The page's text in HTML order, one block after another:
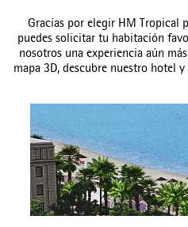
Gracias por elegir HM Tropical
puedes solicitar tu habitación
nosotros una experiencia aún
mapa 3D, descubre nuestro hotel